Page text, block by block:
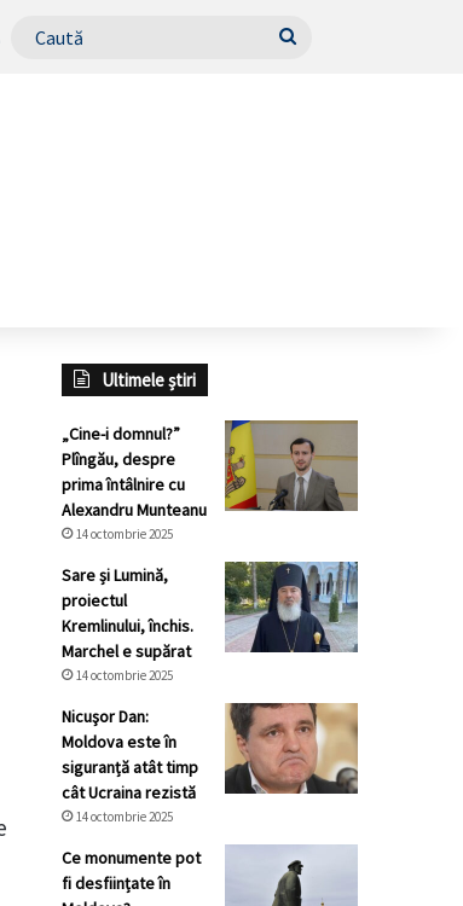
RSS Caută
Ultimele știri
„Cine-i domnul?”
Plîngău, despre
prima întâlnire cu
Alexandru Munteanu
14 octombrie 2025
Sare și Lumină,
proiectul
Kremlinului, închis.
Marchel e supărat
14 octombrie 2025
Nicuşor Dan:
Moldova este în
siguranță atât timp
cât Ucraina rezistă
14 octombrie 2025
Ce monumente pot
fi desființate în